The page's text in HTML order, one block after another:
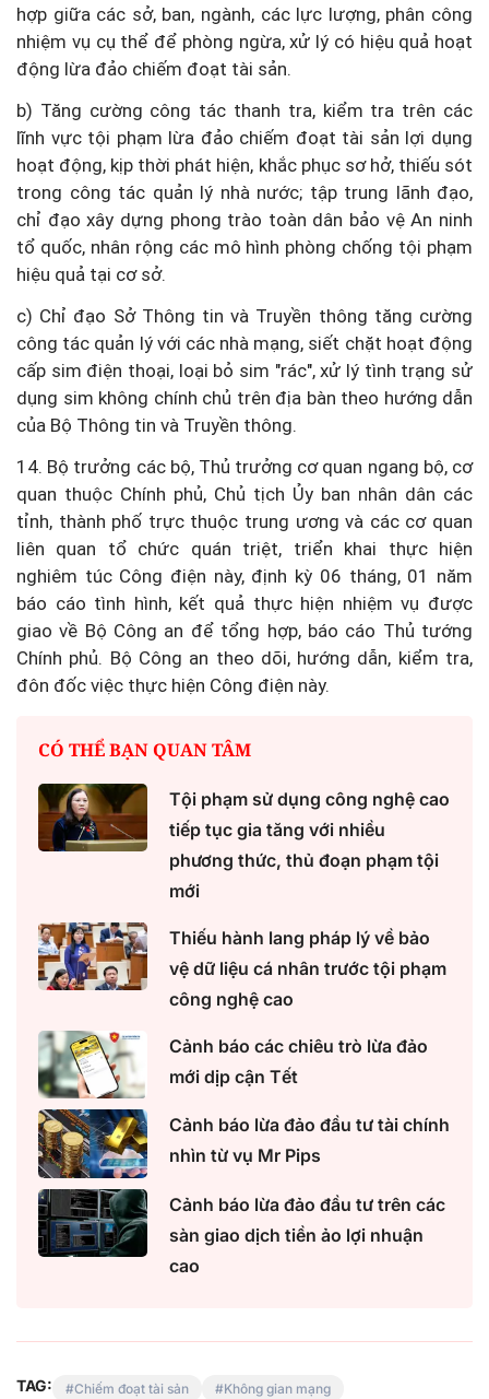
hợp giữa các sở, ban, ngành, các lực lượng, phân công
nhiệm vụ cụ thể để phòng ngừa, xử lý có hiệu quả hoạt
động lừa đảo chiếm đoạt tài sản.
b) Tăng cường công tác thanh tra, kiểm tra trên các
lĩnh vực tội phạm lừa đảo chiếm đoạt tài sản lợi dụng
hoạt động, kịp thời phát hiện, khắc phục sơ hở, thiếu sót
trong công tác quản lý nhà nước; tập trung lãnh đạo,
chỉ đạo xây dựng phong trào toàn dân bảo vệ An ninh
tổ quốc, nhân rộng các mô hình phòng chống tội phạm
hiệu quả tại cơ sở.
c) Chỉ đạo Sở Thông tin và Truyền thông tăng cường
công tác quản lý với các nhà mạng, siết chặt hoạt động
cấp sim điện thoại, loại bỏ sim "rác", xử lý tình trạng sử
dụng sim không chính chủ trên địa bàn theo hướng dẫn
của Bộ Thông tin và Truyền thông.
14. Bộ trưởng các bộ, Thủ trưởng cơ quan ngang bộ, cơ
quan thuộc Chính phủ, Chủ tịch Ủy ban nhân dân các
tỉnh, thành phố trực thuộc trung ương và các cơ quan
liên quan tổ chức quán triệt, triển khai thực hiện
nghiêm túc Công điện này, định kỳ 06 tháng, 01 năm
báo cáo tình hình, kết quả thực hiện nhiệm vụ được
giao về Bộ Công an để tổng hợp, báo cáo Thủ tướng
Chính phủ. Bộ Công an theo dõi, hướng dẫn, kiểm tra,
đôn đốc việc thực hiện Công điện này.
CÓ THỂ BẠN QUAN TÂM
Tội phạm sử dụng công nghệ cao
tiếp tục gia tăng với nhiều
phương thức, thủ đoạn phạm tội
mới
Thiếu hành lang pháp lý về bảo
vệ dữ liệu cá nhân trước tội phạm
công nghệ cao
Cảnh báo các chiêu trò lừa đảo
mới dịp cận Tết
Cảnh báo lừa đảo đầu tư tài chính
nhìn từ vụ Mr Pips
Cảnh báo lừa đảo đầu tư trên các
sàn giao dịch tiền ảo lợi nhuận
cao
TAG: Chiếm đoạt tài sản
Không gian mạng